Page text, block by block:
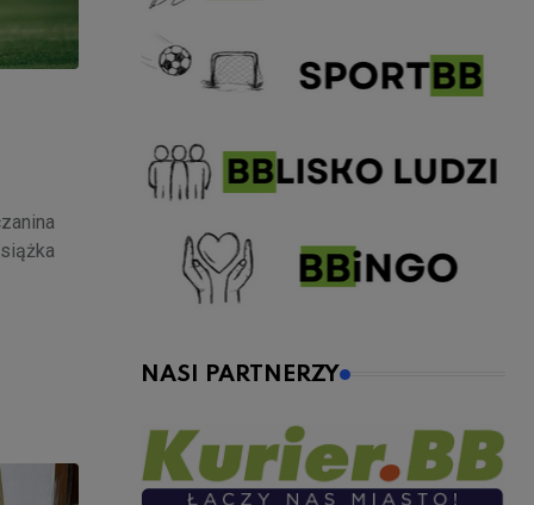
NASI PARTNERZY